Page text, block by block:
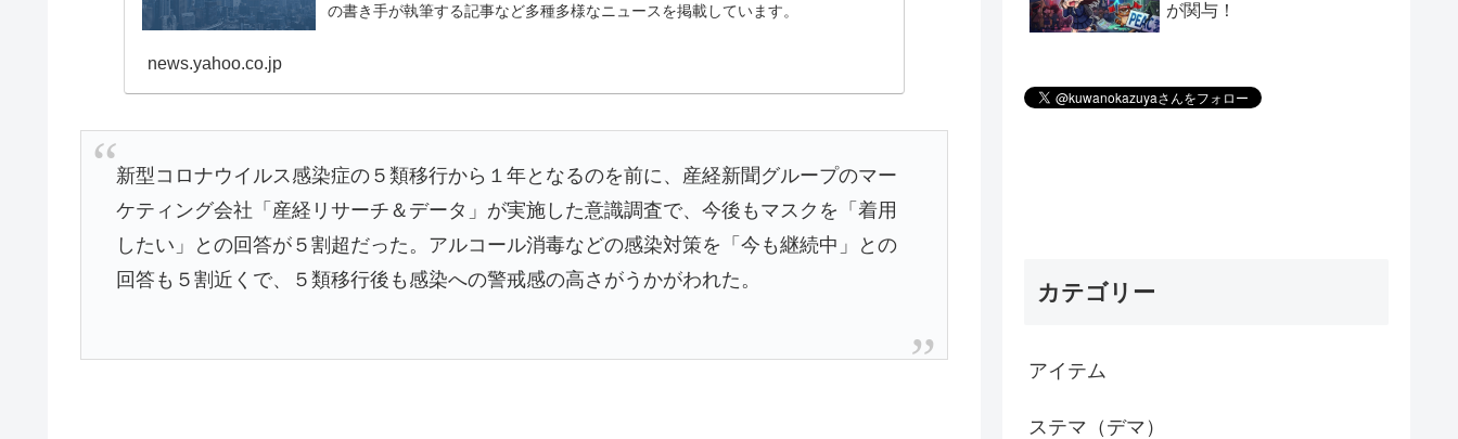
の書き手が執筆する記事など多種多様なニュースを掲載しています。
news.yahoo.co.jp
新型コロナウイルス感染症の５類移行から１年となるのを前に、産経新聞グループのマー
ケティング会社「産経リサーチ＆データ」が実施した意識調査で、今後もマスクを「着用
したい」との回答が５割超だった。アルコール消毒などの感染対策を「今も継続中」との
回答も５割近くで、５類移行後も感染への警戒感の高さがうかがわれた。
が関与！
カテゴリー
アイテム
ステマ（デマ）